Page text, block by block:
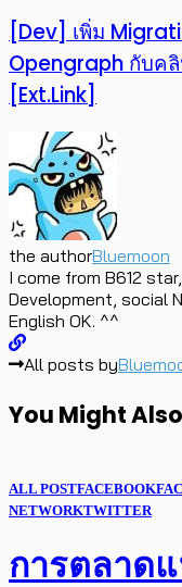
[Dev] เพิ่ม
Opengraph กับคลิ
[Ext.Link]
the authorBluemoon
I come from B612
Development, social
English OK. ^^
All posts by
You Might
ALL POSTFACEBOOK
NETWORKTWITTER
การตลาด